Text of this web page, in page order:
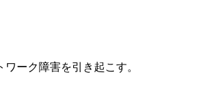
ーク障害を引き起こす。